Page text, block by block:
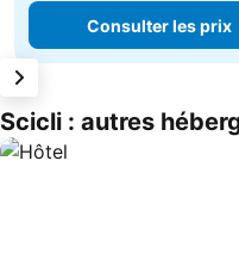
Consulter les prix
Scicli : autres